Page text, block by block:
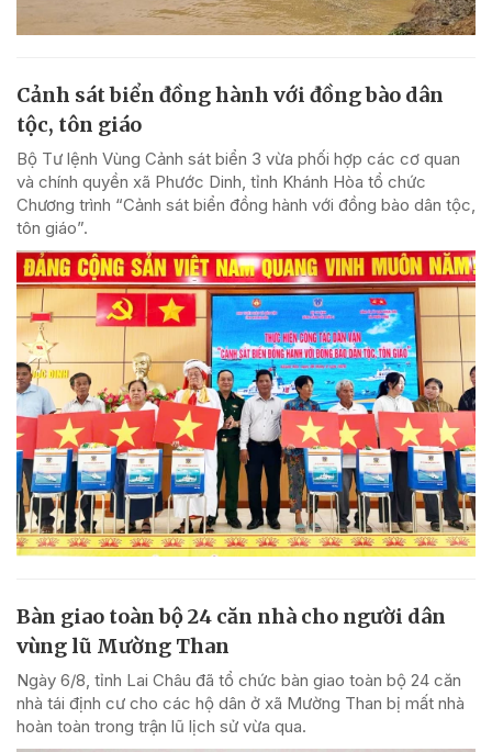
Cảnh sát biển đồng hành với đồng bào dân
tộc, tôn giáo
Bộ Tư lệnh Vùng Cảnh sát biển 3 vừa phối hợp các cơ quan
và chính quyền xã Phước Dinh, tỉnh Khánh Hòa tổ chức
Chương trình “Cảnh sát biển đồng hành với đồng bào dân tộc,
tôn giáo”.
Bàn giao toàn bộ 24 căn nhà cho người dân
vùng lũ Mường Than
Ngày 6/8, tỉnh Lai Châu đã tổ chức bàn giao toàn bộ 24 căn
nhà tái định cư cho các hộ dân ở xã Mường Than bị mất nhà
hoàn toàn trong trận lũ lịch sử vừa qua.